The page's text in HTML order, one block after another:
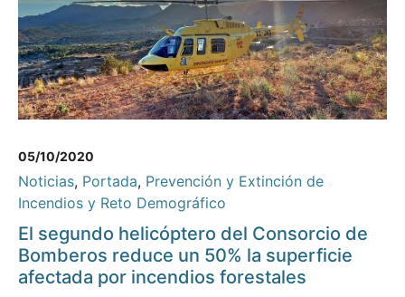
05/10/2020
Noticias, Portada, Prevención y Extinción de
Incendios y Reto Demográfico
El segundo helicóptero del Consorcio de
Bomberos reduce un 50% la superficie
afectada por incendios forestales